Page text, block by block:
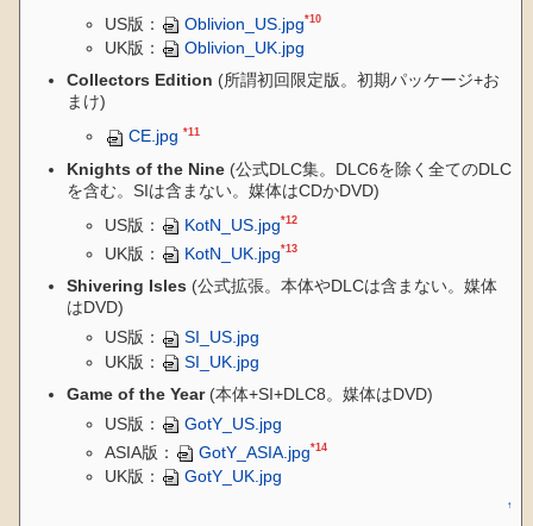
US版：
Oblivion_US.jpg*10
UK版：
Oblivion_UK.jpg
Collectors Edition (所謂初回限定版。初期パッケージ+お
まけ)
CE.jpg *11
Knights of the Nine (公式DLC集。DLC6を除く全てのDLC
を含む。SIは含まない。媒体はCDかDVD)
US版：
KotN_US.jpg*12
UK版： KotN_UK.jpg*13
Shivering Isles (公式拡張。本体やDLCは含まない。媒体
はDVD)
US版：
SI_US.jpg
UK版：
SI_UK.jpg
Game of the Year(本体+SI+DLC8。媒体はDVD)
US版：
GotY_US.jpg
ASIA版：
GotY_ASIA.jpg*14
UK版： GotY_UK.jpg
↑